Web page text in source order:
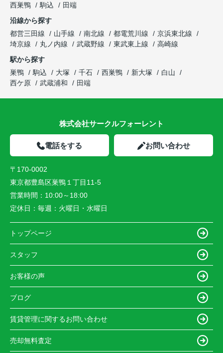
西巣鴨
駒込
田端
沿線から探す
都営三田線
山手線 南北線 都電荒川線
京浜東北線
埼京線
丸ノ内線 武蔵野線 東武東上線
高崎線
駅から探す
巣鴨
駒込 大塚 千石 西巣鴨 新大塚
白山
西ケ原
武蔵浦和 田端
株式会社サークルフォーレント
電話をする お問い合わせ
〒170-0002
東京都豊島区巣鴨１丁目11-5
営業時間： 10:00～18:00
定休日： 毎週：火曜日・水曜日
トップページ
スタッフ
お客様の声
ブログ
賃貸管理に関するお問い合わせ
売却無料査定